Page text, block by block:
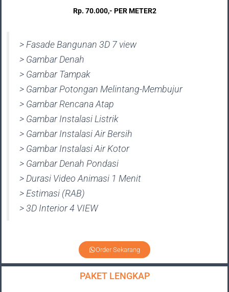
Rp. 70.000,- PER METER2
> Fasade Bangunan 3D 7 view
> Gambar Denah
> Gambar Tampak
> Gambar Potongan Melintang-Membujur
> Gambar Rencana Atap
> Gambar Instalasi Listrik
> Gambar Instalasi Air Bersih
> Gambar Instalasi Air Kotor
> Gambar Denah Pondasi
> Durasi Video Animasi 1 Menit
> Estimasi (RAB)
> 3D Interior 4 VIEW
Order Sekarang
PAKET LENGKAP